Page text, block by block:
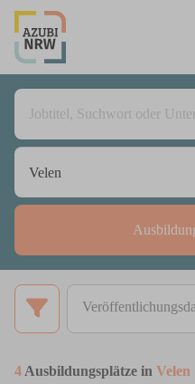
4 Ausbildungsplätze in Velen